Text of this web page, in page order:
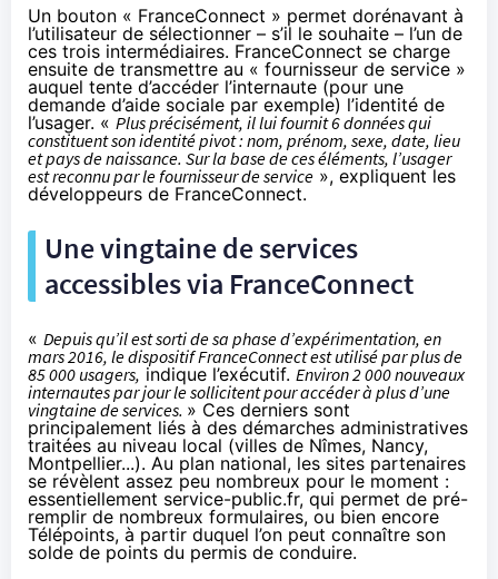
Un bouton « FranceConnect » permet dorénavant à
l’utilisateur de sélectionner – s’il le souhaite – l’un de
ces trois intermédiaires. FranceConnect se charge
ensuite de transmettre au « fournisseur de service »
auquel tente d’accéder l’internaute (pour une
demande d’aide sociale par exemple) l’identité de
l’usager. « Plus précisément, il lui fournit 6 données qui
constituent son identité pivot : nom, prénom, sexe, date, lieu
et pays de naissance. Sur la base de ces éléments, l’usager
est reconnu par le fournisseur de service », expliquent les
développeurs de FranceConnect.
Une vingtaine de services
accessibles via FranceConnect
« Depuis qu’il est sorti de sa phase d’expérimentation, en
mars 2016, le dispositifFranceConnectest utilisé par plus de
85 000 usagers, indique l’exécutif. Environ 2 000 nouveaux
internautes par jour le sollicitent pour accéder à plus d’une
vingtaine de services. » Ces derniers sont
principalement liés à des démarches administratives
traitées au niveau local (villes de Nîmes, Nancy,
Montpellier...). Au plan national, les sites partenaires
se révèlent assez peu nombreux pour le moment :
essentiellement service-public.fr, qui permet de pré-
remplir de nombreux formulaires, ou bien encore
Télépoints, à partir duquel l’on peut connaître son
solde de points du permis de conduire.